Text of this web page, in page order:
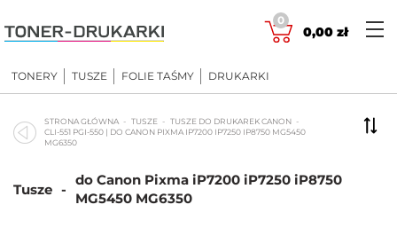
to
content
0
0,00 zł
TONERY TUSZE FOLIE TAŚMY DRUKARKI
STRONA GŁÓWNA TUSZE
TUSZE DO DRUKAREK CANON
CLI-551 PGI-550 | DO CANON PIXMA IP7200 IP7250 IP8750 MG5450
MG6350
Tusze -
do Canon Pixma iP7200 iP7250 iP8750
MG5450 MG6350